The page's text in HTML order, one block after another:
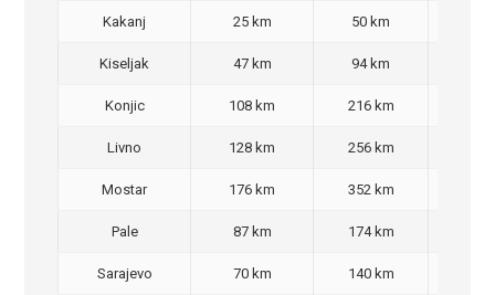
Kakanj 25 km 50 km
Kiseljak 47 km 94 km
Konjic 108 km 216 km
Livno 128 km 256 km
Mostar 176 km 352 km
Pale 87 km 174 km
Sarajevo 70 km 140 km